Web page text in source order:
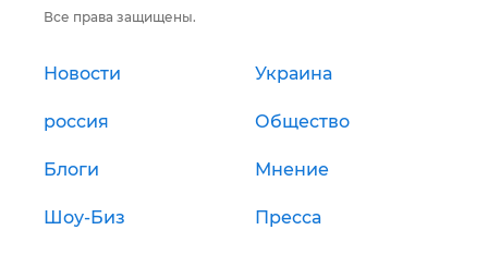
Все права защищены.
Новости Украина
россия Общество
Блоги Мнение
Шоу-Биз Пресса